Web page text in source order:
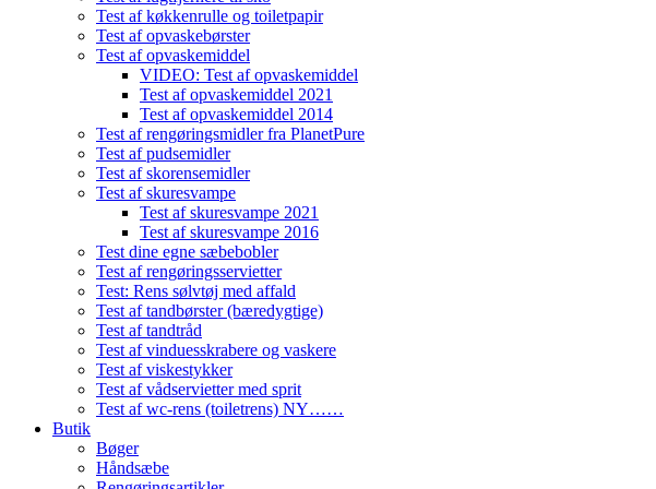
Test af køkkenrulle og toiletpapir
Test af opvaskebørster
Test af opvaskemiddel
VIDEO: Test af opvaskemiddel
Test af opvaskemiddel 2021
Test af opvaskemiddel 2014
Test af rengøringsmidler fra PlanetPure
Test af pudsemidler
Test af skorensemidler
Test af skuresvampe
Test af skuresvampe 2021
Test af skuresvampe 2016
Test dine egne sæbebobler
Test af rengøringsservietter
Test: Rens sølvtøj med affald
Test af tandbørster (bæredygtige)
Test af tandtråd
Test af vinduesskrabere og vaskere
Test af viskestykker
Test af vådservietter med sprit
Test af wc-rens (toiletrens) NY……
Butik
Bøger
Håndsæbe